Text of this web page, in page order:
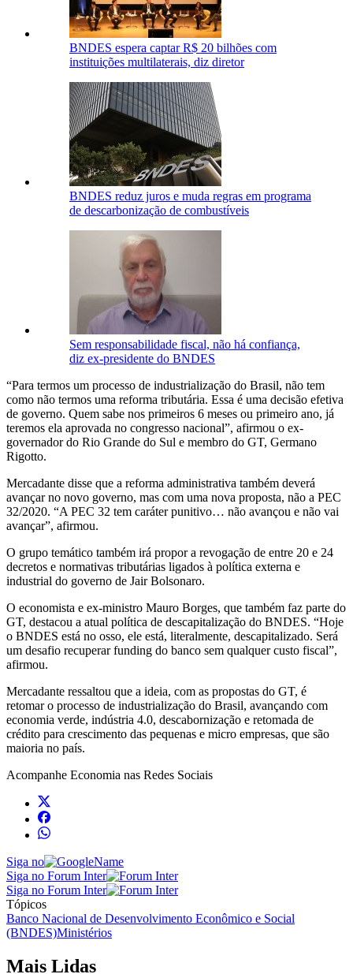
BNDES espera captar R$ 20 bilhões com
instituições multilaterais, diz diretor
BNDES reduz juros e muda regras em programa
de descarbonização de combustíveis
Sem responsabilidade fiscal, não há confiança,
diz ex-presidente do BNDES
“Para termos um processo de industrialização do Brasil, não tem
como não termos uma reforma tributária. Essa é uma decisão efetiva
de governo. Quem sabe nos primeiros 6 meses ou primeiro ano, já
teremos ela aprovada no congresso nacional”, afirmou o ex-
governador do Rio Grande do Sul e membro do GT, Germano
Rigotto.
Mercadante disse que a reforma administrativa também deverá
avançar no novo governo, mas com uma nova proposta, não a PEC
32/2020. “A PEC 32 tem caráter punitivo… não avançou e não vai
avançar”, afirmou.
O grupo temático também irá propor a revogação de entre 20 e 24
decretos e normativas tributárias ligados à política externa e
industrial do governo de Jair Bolsonaro.
O economista e ex-ministro Mauro Borges, que também faz parte do
GT, destacou a atual política de descapitalização do BNDES. “Hoje
o BNDES está no osso, ele está, literalmente, descapitalizado. Será
um desafio recuperar funding do banco sem qualquer custo fiscal”,
afirmou.
Mercadante ressaltou que a ideia, com as propostas do GT, é
retomar o processo de industrialização do Brasil, avançando com
economia verde, indústria 4.0, descabornização e retomada de
crédito para crescimento das pequenas e micro empresas, que são
maioria no país.
Acompanhe Economia nas Redes Sociais
Siga no
Siga no Forum Inter
Siga no Forum Inter
Tópicos
Banco Nacional de Desenvolvimento Econômico e Social
(BNDES)Ministérios
Mais Lidas